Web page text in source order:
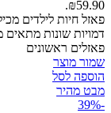
₪59.90.
דמויות שונות
פאזלים ראשונים
שמור מוצר
הוספה לסל
מבט מהיר
-39%